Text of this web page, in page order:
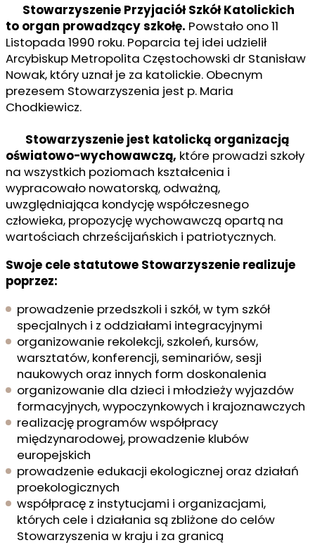
Stowarzyszenie Przyjaciół Szkół Katolickich
to organ prowadzący szkołę. Powstało ono 11
Listopada 1990 roku. Poparcia tej idei udzielił
Arcybiskup Metropolita Częstochowski dr Stanisław
Nowak, który uznał je za katolickie. Obecnym
prezesem Stowarzyszenia jest p. Maria
Chodkiewicz.
Stowarzyszenie jest katolicką organizacją
oświatowo-wychowawczą, które prowadzi szkoły
na wszystkich poziomach kształcenia i
wypracowało nowatorską, odważną,
uwzględniająca kondycję współczesnego
człowieka, propozycję wychowawczą opartą na
wartościach chrześcijańskich i patriotycznych.
Swoje cele statutowe Stowarzyszenie realizuje
poprzez:
prowadzenie przedszkoli i szkół, w tym szkół
specjalnych i z oddziałami integracyjnymi
organizowanie rekolekcji, szkoleń, kursów,
warsztatów, konferencji, seminariów, sesji
naukowych oraz innych form doskonalenia
organizowanie dla dzieci i młodzieży wyjazdów
formacyjnych, wypoczynkowych i krajoznawczych
realizację programów współpracy
międzynarodowej, prowadzenie klubów
europejskich
prowadzenie edukacji ekologicznej oraz działań
proekologicznych
współpracę z instytucjami i organizacjami,
których cele i działania są zbliżone do celów
Stowarzyszenia w kraju i za granicą